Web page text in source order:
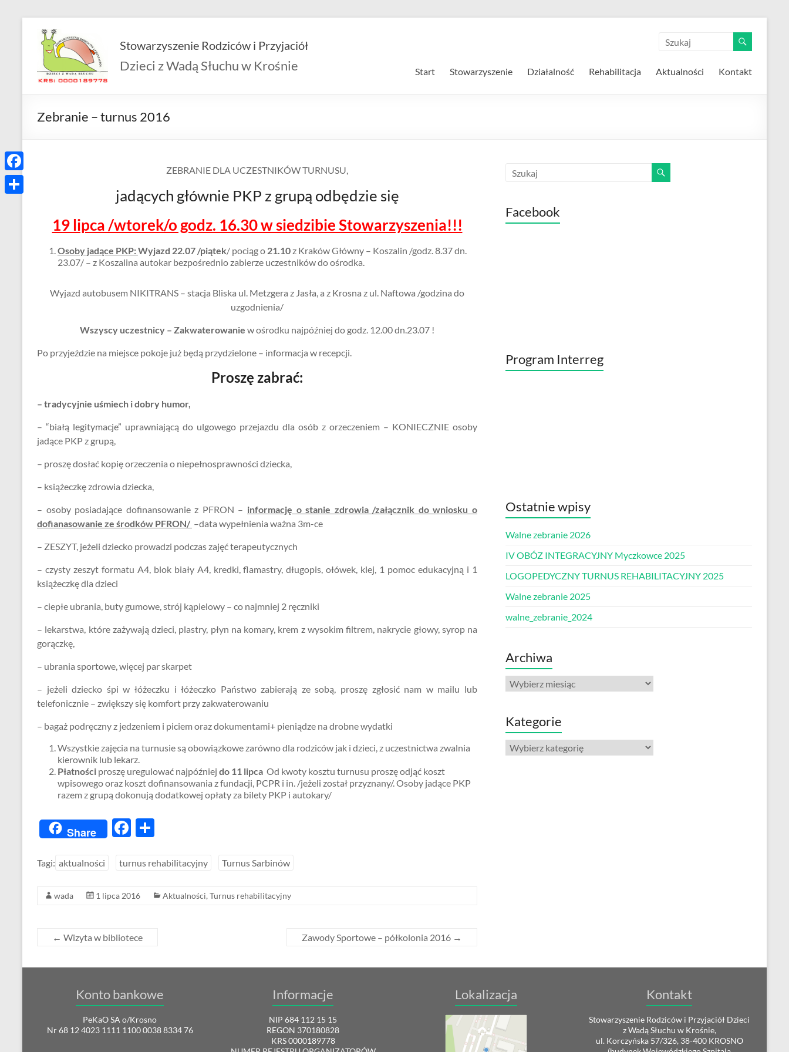
content
Stowarzyszenie Rodziców i Przyjaciół
Dzieci z Wadą Słuchu w Krośnie Start Stowarzyszenie Działalność Rehabilitacja Aktualności Kontakt
Zebranie – turnus 2016
ZEBRANIE DLA UCZESTNIKÓW TURNUSU,
jadących głównie PKP z grupą odbędzie się
19 lipca /wtorek/o godz. 16.30 w siedzibie Stowarzyszenia!!!
Osoby jadące PKP:Wyjazd 22.07 /piątek/ pociąg o 21.10z Kraków Główny – Koszalin /godz. 8.37 dn.
23.07/ – z Koszalina autokar bezpośrednio zabierze uczestników do ośrodka.
Wyjazd autobusem NIKITRANS – stacja Bliska ul. Metzgera z Jasła, a z Krosna z ul. Naftowa /godzina do
uzgodnienia/
Wszyscy uczestnicy – Zakwaterowanie w ośrodku najpóźniej do godz. 12.00 dn.23.07 !
Po przyjeździe na miejsce pokoje już będą przydzielone – informacja w recepcji.
Proszę zabrać:
– tradycyjnie uśmiech i dobry humor,
– “białą legitymacje” uprawniającą do ulgowego przejazdu dla osób z orzeczeniem – KONIECZNIE osoby
jadące PKP z grupą,
– proszę dosłać kopię orzeczenia o niepełnosprawności dziecka,
– książeczkę zdrowia dziecka,
– osoby posiadające dofinansowanie z PFRON – informację o stanie zdrowia /załącznik do wniosku o
dofianasowanie ze środków PFRON/ –data wypełnienia ważna 3m-ce
– ZESZYT, jeżeli dziecko prowadzi podczas zajęć terapeutycznych
– czysty zeszyt formatu A4, blok biały A4, kredki, flamastry, długopis, ołówek, klej, 1 pomoc edukacyjną i 1
książeczkę dla dzieci
– ciepłe ubrania, buty gumowe, strój kąpielowy – co najmniej 2 ręczniki
– lekarstwa, które zażywają dzieci, plastry, płyn na komary, krem z wysokim filtrem, nakrycie głowy, syrop na
gorączkę,
– ubrania sportowe, więcej par skarpet
– jeżeli dziecko śpi w łóżeczku i łóżeczko Państwo zabierają ze sobą, proszę zgłosić nam w mailu lub
telefonicznie – zwiększy się komfort przy zakwaterowaniu
– bagaż podręczny z jedzeniem i piciem oraz dokumentami+ pieniądze na drobne wydatki
Wszystkie zajęcia na turnusie są obowiązkowe zarówno dla rodziców jak i dzieci, z uczestnictwa zwalnia
kierownik lub lekarz.
Płatności proszę uregulować najpóźniej do 11 lipca Od kwoty kosztu turnusu proszę odjąć koszt
wpisowego oraz koszt dofinansowania z fundacji, PCPR i in. /jeżeli został przyznany/. Osoby jadące PKP
razem z grupą dokonują dodatkowej opłaty za bilety PKP i autokary/
Share
F
e
o
k
ar
Tagi: aktualności turnus rehabilitacyjny Turnus Sarbinów
wada 1 lipca 2016 Aktualności, Turnus rehabilitacyjny
← Wizyta w bibliotece Zawody Sportowe – półkolonia 2016 →
Facebook
Program Interreg
Ostatnie wpisy
Walne zebranie 2026
IV OBÓZ INTEGRACYJNY Myczkowce 2025
LOGOPEDYCZNY TURNUS REHABILITACYJNY 2025
Walne zebranie 2025
walne_zebranie_2024
Archiwa
Archiwa
Kategorie
Kategorie
Konto bankowe
PeKaO SA o/Krosno
Nr 68 12 4023 1111 1100 0038 8334 76
Informacje
NIP 684 112 15 15
REGON 370180828
KRS 0000189778
Lokalizacja Kontakt
Stowarzyszenie Rodziców i Przyjaciół Dzieci
z Wadą Słuchu w Krośnie,
ul. Korczyńska 57/326, 38-400 KROSNO
F